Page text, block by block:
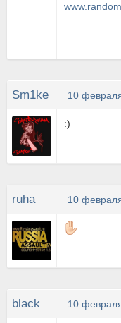
Sm1ke 10
:)
ruha 10
10